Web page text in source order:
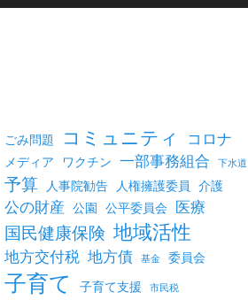
ごみ問題 コミュニティ コロナ
メディア ワクチン 一部事務組合 下水道
予算 人事院勧告 人権擁護委員 介護
公の財産 公園 公平委員会 医療
国民健康保険 地域活性
地方交付税 地方債 基金 委員会
子育て 子育て支援 市民税